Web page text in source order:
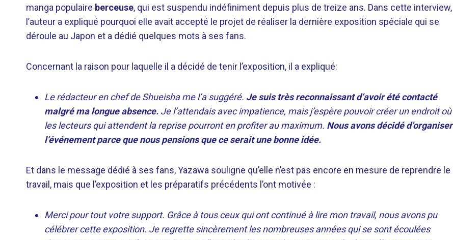
manga populaire berceuse, qui est suspendu indéfiniment depuis plus de treize ans. Dans cette interview,
l’auteur a expliqué pourquoi elle avait accepté le projet de réaliser la dernière exposition spéciale qui se
déroule au Japon et a dédié quelques mots à ses fans.
Concernant la raison pour laquelle il a décidé de tenir l’exposition, il a expliqué:
Le rédacteur en chef de Shueisha me l’a suggéré. Je suis très reconnaissant d’avoir été contacté
malgré ma longue absence. Je l’attendais avec impatience, mais j’espère pouvoir créer un endroit où
les lecteurs qui attendent la reprise pourront en profiter au maximum. Nous avons décidé d’organiser
l’événement parce que nous pensions que ce serait une bonne idée.
Et dans le message dédié à ses fans, Yazawa souligne qu’elle n’est pas encore en mesure de reprendre le
travail, mais que l’exposition et les préparatifs précédents l’ont motivée :
Merci pour tout votre support. Grâce à tous ceux qui ont continué à lire mon travail, nous avons pu
célébrer cette exposition. Je regrette sincèrement les nombreuses années qui se sont écoulées